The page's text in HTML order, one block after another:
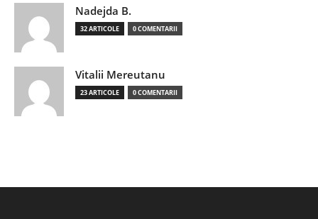
Nadejda B.
32 ARTICOLE 0 COMENTARII
Vitalii Mereutanu
23 ARTICOLE 0 COMENTARII